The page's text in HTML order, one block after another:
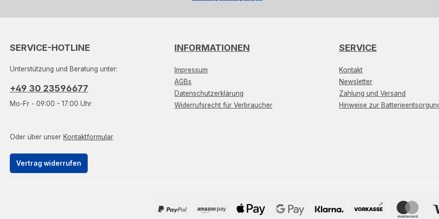
SERVICE-HOTLINE
Unterstützung und Beratung unter:
+49 30 23596677
Mo-Fr - 09:00 - 17:00 Uhr
Oder über unser Kontaktformular.
Vertrag widerrufen
INFORMATIONEN
Impressum
AGBs
Datenschutzerklärung
Widerrufsrecht für Verbraucher
SERVICE
Kontakt
Newsletter
Zahlung und Versand
Hinweise zur